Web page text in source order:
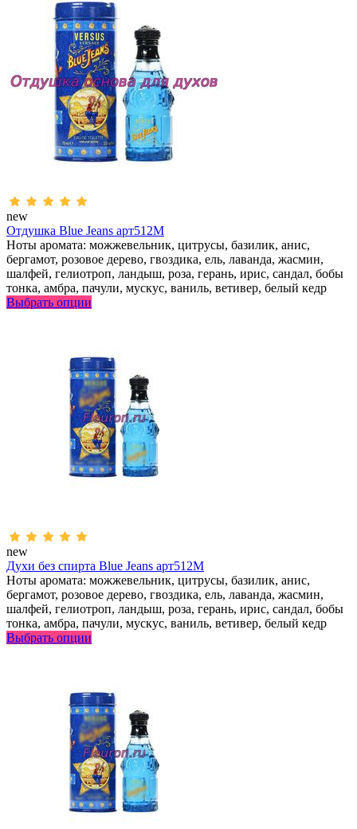
new
Отдушка Blue Jeans арт512M
Ноты аромата: можжевельник, цитрусы, базилик, анис,
бергамот, розовое дерево, гвоздика, ель, лаванда, жасмин,
шалфей, гелиотроп, ландыш, роза, герань, ирис, сандал, бобы
тонка, амбра, пачули, мускус, ваниль, ветивер, белый кедр
Выбрать опции
new
Духи без спирта Blue Jeans арт512M
Ноты аромата: можжевельник, цитрусы, базилик, анис,
бергамот, розовое дерево, гвоздика, ель, лаванда, жасмин,
шалфей, гелиотроп, ландыш, роза, герань, ирис, сандал, бобы
тонка, амбра, пачули, мускус, ваниль, ветивер, белый кедр
Выбрать опции